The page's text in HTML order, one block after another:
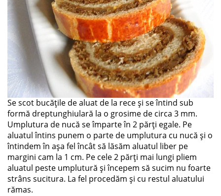
Se scot bucățile de aluat de la rece și se întind sub
formă dreptunghiulară la o grosime de circa 3 mm.
Umplutura de nucă se împarte în 2 părți egale. Pe
aluatul întins punem o parte de umplutura cu nucă și o
întindem în așa fel încât să lăsăm aluatul liber pe
margini cam la 1 cm. Pe cele 2 părți mai lungi pliem
aluatul peste umplutură și începem să sucim nu foarte
strâns sucitura. La fel procedăm și cu restul aluatului
rămas.